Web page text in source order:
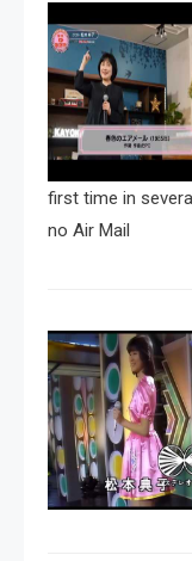
first time in
no Air Mail